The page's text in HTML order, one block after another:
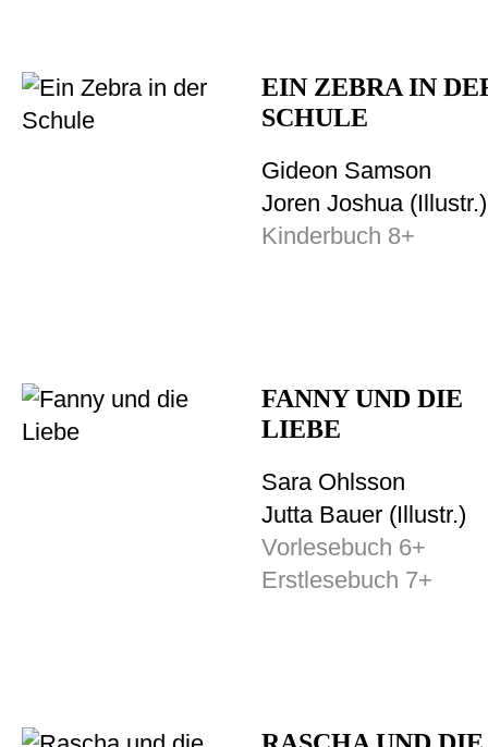
EIN ZEBRA IN
SCHULE
Gideon Samson
Joren Joshua (Illustr.)
Kinderbuch 8+
FANNY UND DIE
LIEBE
Sara Ohlsson
Jutta Bauer (Illustr.)
Vorlesebuch 6+
Erstlesebuch 7+